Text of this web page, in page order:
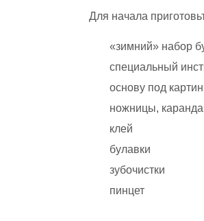
Для начала
«зимний» набор
специальный
основу под
ножницы,
клей
булавки
зубочистки
пинцет